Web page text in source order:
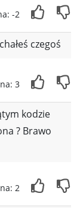
-2
czegoś
3
kodzie
? Brawo
2